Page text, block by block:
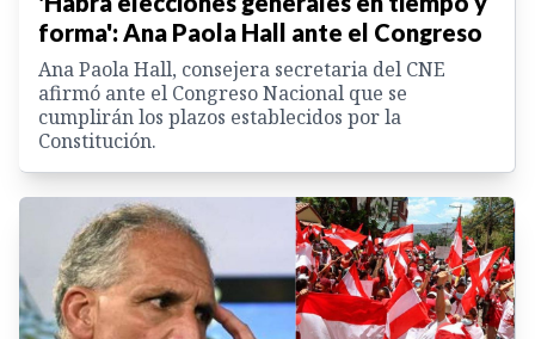
forma': Ana Paola Hall ante el Congreso
Ana Paola Hall, consejera secretaria del CNE
afirmó ante el Congreso Nacional que se
cumplirán los plazos establecidos por la
Constitución.